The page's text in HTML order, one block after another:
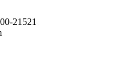
21521